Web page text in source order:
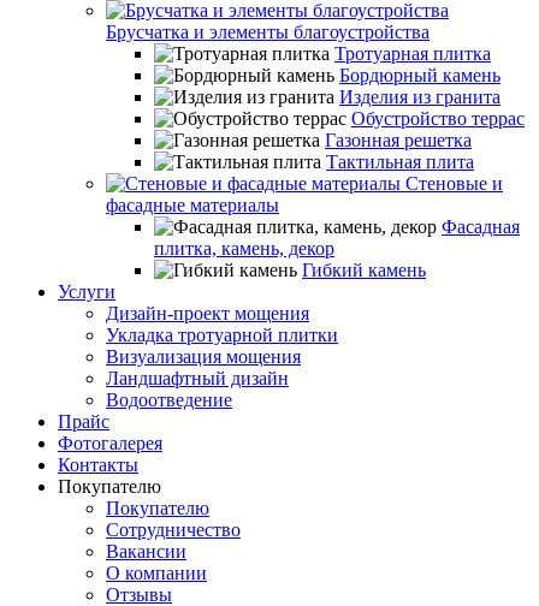
Брусчатка и элементы благоустройства
Тротуарная плитка
Бордюрный камень
Изделия из гранита
Обустройство террас
Газонная решетка
Тактильная плита
Стеновые и
фасадные материалы
Фасадная
плитка, камень, декор
Гибкий камень
Услуги
Дизайн-проект мощения
Укладка тротуарной плитки
Визуализация мощения
Ландшафтный дизайн
Водоотведение
Прайс
Фотогалерея
Контакты
Покупателю
Покупателю
Сотрудничество
Вакансии
О компании
Отзывы